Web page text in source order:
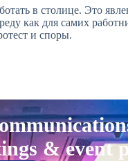
в столице. Это
как для самих
и споры.
& event